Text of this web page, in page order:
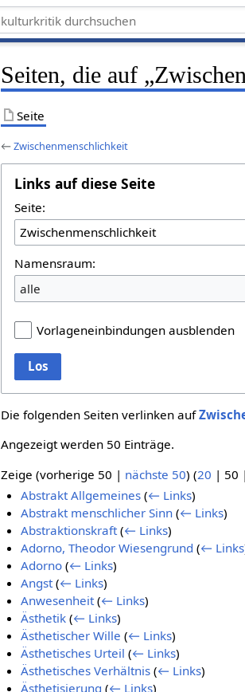
Seiten, die auf
Seite
←Zwischenmenschlichkeit
Links auf diese Seite
Seite:
Namensraum:
alle
Vorlageneinbindungen ausblenden
Los
Die folgenden Seiten verlinken auf
Angezeigt werden 50 Einträge.
Zeige (vorherige 50 | nächste 50) (20 | 50 |
Abstrakt Allgemeines (← Links)
Abstrakt menschlicher Sinn (← Links)
Abstraktionskraft (← Links)
Adorno, Theodor Wiesengrund (← Links
Adorno (← Links)
Angst (← Links)
Anwesenheit (← Links)
Ästhetik (← Links)
Ästhetischer Wille (← Links)
Ästhetisches Urteil (← Links)
Ästhetisches Verhältnis (← Links)
Ästhetisierung (← Links)